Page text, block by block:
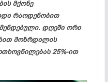
მქონე
რაოდენობით
დღეში ორი
მოზრდილის
25%-ით